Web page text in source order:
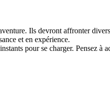
Ils devront affronter
et en expérience.
pour se charger. Pensez à